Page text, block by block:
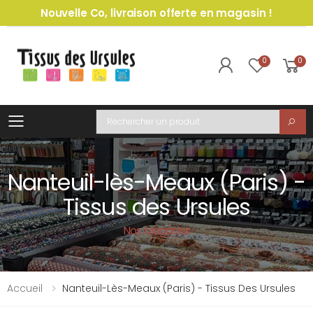
Nouvelle Co, livraison offerte en magasin !
0 0
Toggle mobile menu
Recherche
Nanteuil-lès-Meaux (Paris) -
Tissus des Ursules
Nos Magasins
Accueil Nanteuil-Lès-Meaux (Paris) - Tissus Des Ursules